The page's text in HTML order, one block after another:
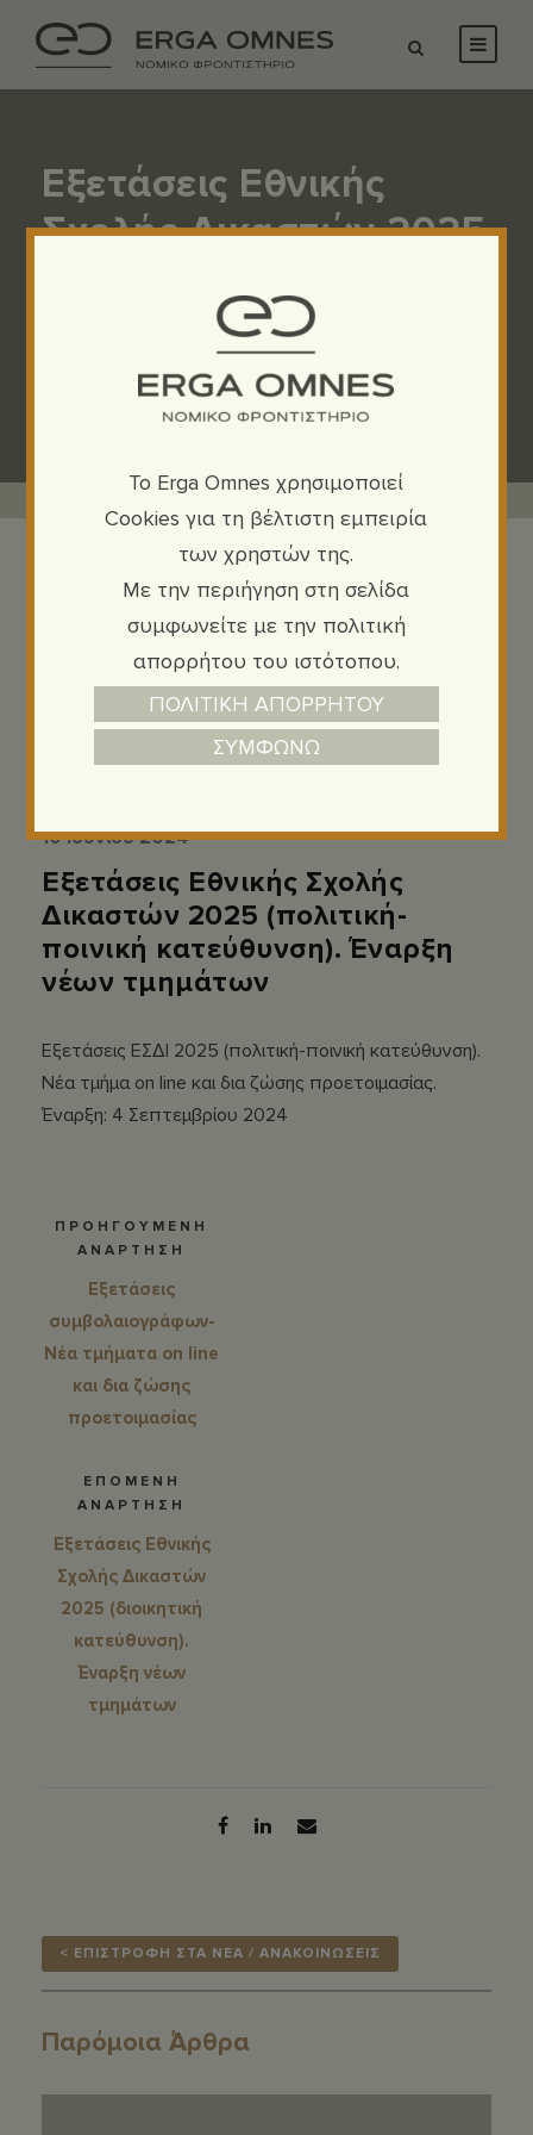
Εξετάσεις Εθνικής
Σχολής Δικαστών 2025
κατεύθυνση). Έναρξη
νέων τμημάτων
10 Ιουνίου 2024
Εξετάσεις Εθνικής Σχολής
Δικαστών 2025 (πολιτική-
ποινική κατεύθυνση). Έναρξη
νέων τμημάτων
Εξετάσεις ΕΣΔΙ 2025 (πολιτική-ποινική κατεύθυνση).
Νέα τμήμα οn line και δια ζώσης προετοιμασίας.
Έναρξη: 4 Σεπτεμβρίου 2024
ΠΡΟΗΓΟΥΜΕΝΗ
ΑΝΑΡΤΗΣΗ
Eξετάσεις
συμβολαιογράφων-
Νέα τμήματα on line
και δια ζώσης
προετοιμασίας
ΕΠΟΜΕΝΗ
ΑΝΑΡΤΗΣΗ
Εξετάσεις Εθνικής
Σχολής Δικαστών
2025 (διοικητική
κατεύθυνση).
Έναρξη νέων
τμημάτων
< ΕΠΙΣΤΡΟΦΗ ΣΤΑ ΝΕΑ / ΑΝΑΚΟΙΝΩΣΕΙΣ
Παρόμοια Άρθρα
To Erga Omnes χρησιμοποιεί
Cookies για τη βέλτιστη εμπειρία
των χρηστών της.
Με την περιήγηση στη σελίδα
συμφωνείτε με την πολιτική
απορρήτου του ιστότοπου.
ΠΟΛΙΤΙΚΗ ΑΠΟΡΡΗΤΟΥ
ΣΥΜΦΩΝΩ